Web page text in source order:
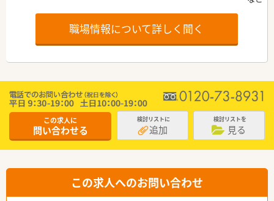
職場情報について詳しく聞く
この求人に
問い合わせる
検討リストに
追加
検討リストを
見る
この求人へのお問い合わせ